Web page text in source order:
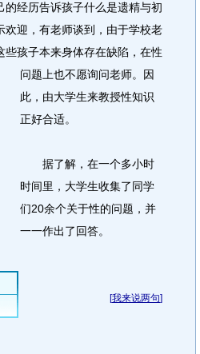
经历告诉孩子什么是遗精与初
迎，有老师谈到，由于学校老
些孩子本来身体存在缺陷，在性
问题上也不愿询问老师。因
此，由大学生来教授性知识
正好合适。
据了解，在一个多小时
时间里，大学生收集了同学
们20余个关于性的问题，并
一一作出了回答。
[我来说两句]